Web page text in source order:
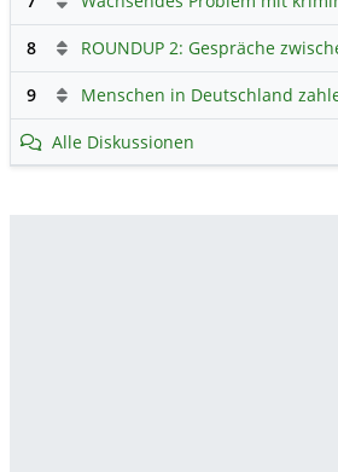
8
9
Alle Diskussionen